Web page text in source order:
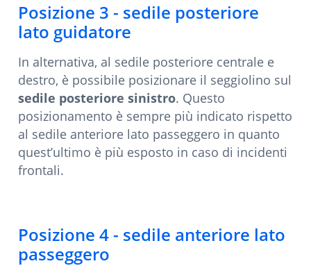
Posizione 3 - sedile posteriore
lato guidatore
In alternativa, al sedile posteriore centrale e
destro, è possibile posizionare il seggiolino sul
sedile posteriore sinistro. Questo
posizionamento è sempre più indicato rispetto
al sedile anteriore lato passeggero in quanto
quest’ultimo è più esposto in caso di incidenti
frontali.
Posizione 4 - sedile anteriore lato
passeggero